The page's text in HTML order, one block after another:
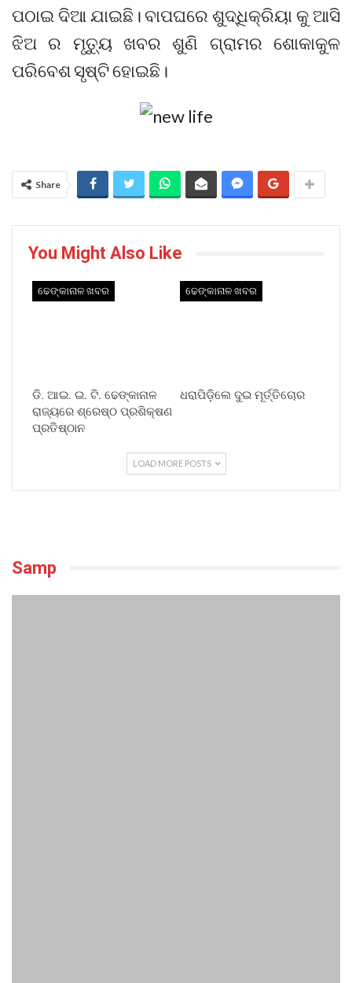
ପଠାଇ ଦିଆ ଯାଇଛି। ବାପଘରେ ଶୁଦ୍ଧିକ୍ରିୟା କୁ ଆସି
ଝିଅ ର ମୃତ୍ୟୁ ଖବର ଶୁଣି ଗ୍ରାମର ଶୋକାକୁଳ
ପରିବେଶ ସୃଷ୍ଟି ହୋଇଛି।
Share
You Might Also Like
ଢେଙ୍କାନାଳ ଖବର
ଡି. ଆଇ. ଇ. ଟି. ଢେଙ୍କାନାଳ
ରାଜ୍ୟରେ ଶ୍ରେଷ୍ଠ ପ୍ରଶିକ୍ଷଣ
ପ୍ରତିଷ୍ଠାନ
ଢେଙ୍କାନାଳ ଖବର
ଧରାପିଡ଼ିଲେ ଦୁଇ ମୂର୍ତ୍ତିଚୋର
LOAD MORE POSTS
Samp